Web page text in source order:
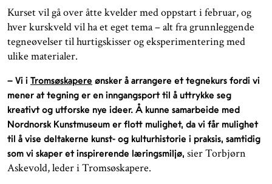
Kurset vil gå over åtte kvelder med oppstart i februar, og
hver kurskveld vil ha et eget tema – alt fra grunnleggende
tegneøvelser til hurtigskisser og eksperimentering med
ulike materialer.
– Vi i Tromsøskapere ønsker å arrangere et tegnekurs fordi vi
mener at tegning er en inngangsport til å uttrykke seg
kreativt og utforske nye ideer. Å kunne samarbeide med
Nordnorsk Kunstmuseum er flott mulighet, da vi får mulighet
til å vise deltakerne kunst- og kulturhistorie i praksis, samtidig
som vi skaper et inspirerende læringsmiljø, sier Torbjørn
Askevold, leder i Tromsøskapere.